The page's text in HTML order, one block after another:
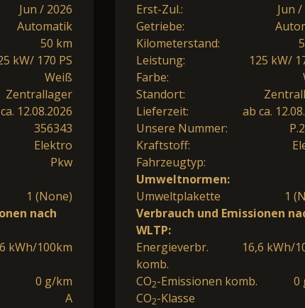
Jun / 2026
Automatik
50 km
kW/ 170 PS
Weiß
Zentrallager
12.08.2026
356343
Elektro
Pkw
1 (None)
nach
kWh/100km
0 g/km
A
Erst-Zul.:
Jun
Getriebe:
Kilometerstand:
Leistung:
125 kW/
Farbe:
Standort:
Lieferzeit:
ab ca.
Unsere Nummer:
Kraftstoff:
Fahrzeugtyp:
Umweltnormen:
Umweltplakette
1
Verbrauch und Emissionen
WLTP:
Energieverbr.
komb.
16,6 kWh/
CO2-Emissionen komb.
0
CO2-Klasse